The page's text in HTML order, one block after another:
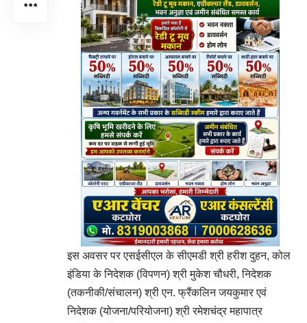
इस अवसर पर एसईसीएल के सीएमडी श्री हरीश दुहन, कोल
इंडिया के निदेशक (विपणन) श्री मुकेश चौधरी, निदेशक
(तकनीकी/संचालन) श्री एन. फ्रैंकलिन जयकुमार एवं
निदेशक (योजना/परियोजना) श्री रमेशचंद्र महापात्र